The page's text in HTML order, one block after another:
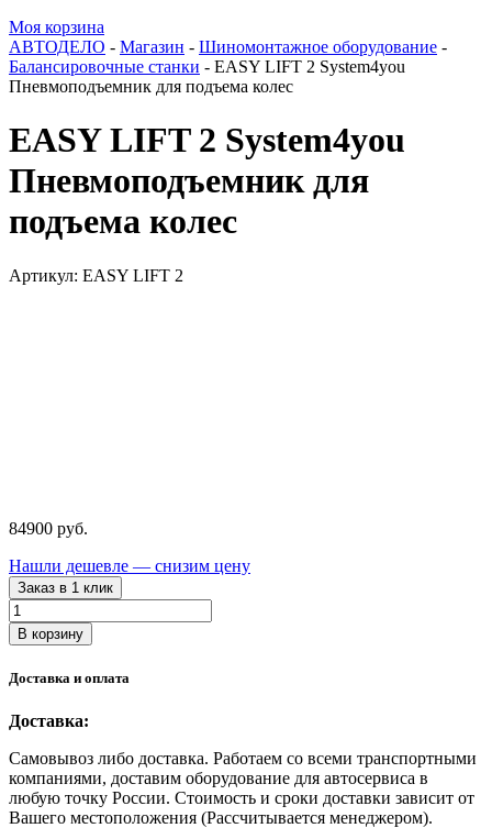
Моя корзина
АВТОДЕЛО - Магазин - Шиномонтажное оборудование -
Балансировочные станки - EASY LIFT 2 System4you
Пневмоподъемник для подъема колес
EASY LIFT 2 System4you
Пневмоподъемник для
подъема колес
Артикул: EASY LIFT 2
84900 руб.
Нашли дешевле — снизим цену
Заказ в 1 клик
Количество
товара
EASY
2
Пневмоподъемник
подъема
колес
В корзину
Доставка и оплата
Доставка:
Самовывоз либо доставка. Работаем со всеми транспортными
компаниями, доставим оборудование для автосервиса в
любую точку России. Стоимость и сроки доставки зависит от
Вашего местоположения (Рассчитывается менеджером).